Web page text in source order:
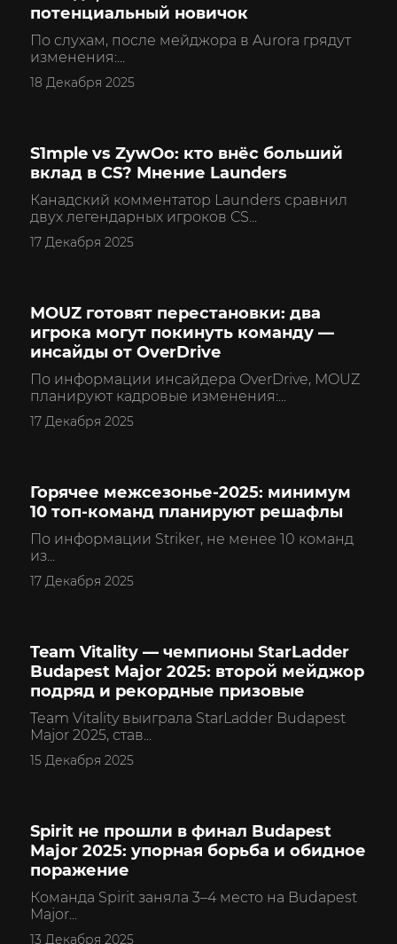
потенциальный новичок
По слухам, после мейджора в Aurora грядут
изменения:...
18 Декабря 2025
CS2
S1mple vs ZywOo: кто внёс больший
вклад в CS? Мнение Launders
Канадский комментатор Launders сравнил
двух легендарных игроков CS...
17 Декабря 2025
CS2
MOUZ готовят перестановки: два
игрока могут покинуть команду —
инсайды от OverDrive
По информации инсайдера OverDrive, MOUZ
планируют кадровые изменения:...
17 Декабря 2025
CS2
Горячее межсезонье‑2025: минимум
10 топ‑команд планируют решафлы
По информации Striker, не менее 10 команд
из...
17 Декабря 2025
CS2
Team Vitality — чемпионы StarLadder
Budapest Major 2025: второй мейджор
подряд и рекордные призовые
Team Vitality выиграла StarLadder Budapest
Major 2025, став...
15 Декабря 2025
CS2
Spirit не прошли в финал Budapest
Major 2025: упорная борьба и обидное
поражение
Команда Spirit заняла 3–4 место на Budapest
Major...
13 Декабря 2025